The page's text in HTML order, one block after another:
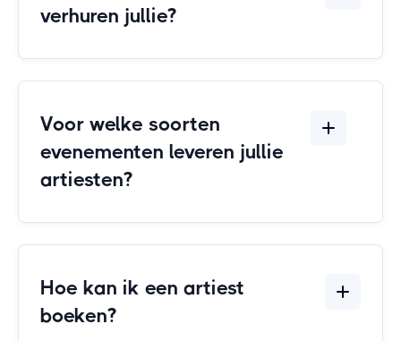
verhuren jullie?
Voor welke soorten
evenementen leveren jullie
artiesten?
Hoe kan ik een artiest
boeken?